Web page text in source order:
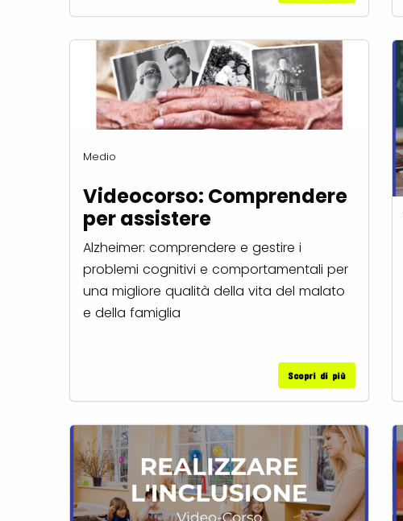
Medio
Videocorso: Comprendere
per assistere
Alzheimer: comprendere e gestire i
problemi cognitivi e comportamentali per
una migliore qualità della vita del malato
e della famiglia
Scopri di più